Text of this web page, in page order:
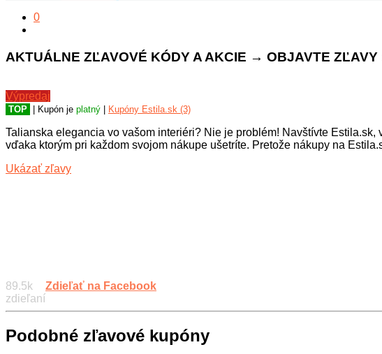
0
AKTUÁLNE ZĽAVOVÉ KÓDY A AKCIE → OBJAVTE
Výpredaj
TOP | Kupón je platný Kupóny Estila.sk (3)
Talianska elegancia vo vašom interiéri? Nie je problém! Navštívte
vďaka ktorým pri každom svojom nákupe ušetríte. Pretože nákupy na
Ukázať zľavy
89.5k
zdieľaní
Zdieľať na Facebook
Podobné zľavové kupóny